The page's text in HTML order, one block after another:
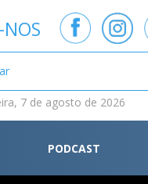
7 de agosto de 2026
PODCAST